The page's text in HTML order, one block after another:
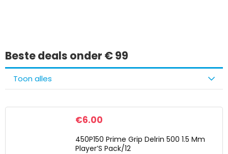
Beste deals onder € 99
Toon alles
€6.00
450P150 Prime Grip Delrin 500 1.5 Mm
Player’S Pack/12